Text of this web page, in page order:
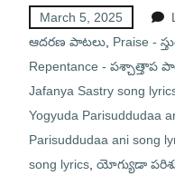
March 5, 2025
ఆదరణ పాటలు, Praise -
Repentance - పశ్చాత్తాప
Jafanya Sastry song
Yogyuda Parisuddudaa
Parisuddudaa ani song
song lyrics, యోగ్యుడా